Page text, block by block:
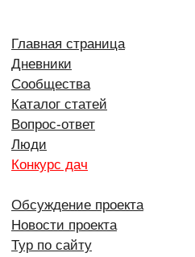
Главная страница
Дневники
Сообщества
Каталог статей
Вопрос-ответ
Люди
Конкурс дач
Обсуждение проекта
Новости проекта
Тур по сайту